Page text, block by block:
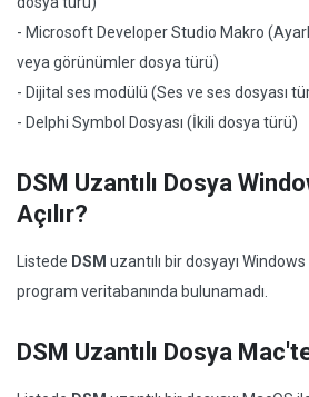
- Microsoft Developer Studio Makro
veya görünümler dosya türü)
- Dijital ses modülü (Ses ve ses dosyası
- Delphi Symbol Dosyası (İkili dosya türü)
DSM Uzantılı Dosya
Açılır?
Listede DSM uzantılı bir dosyayı
program veritabanında bulunamadı.
DSM Uzantılı Dosya